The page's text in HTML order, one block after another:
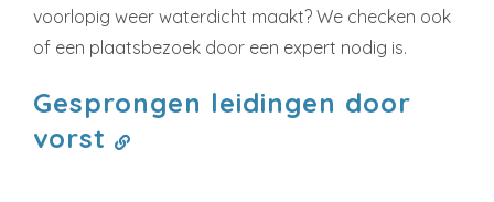
voorlopig weer waterdicht maakt? We checken ook
of een plaatsbezoek door een expert nodig is.
Gesprongen leidingen door
vorst